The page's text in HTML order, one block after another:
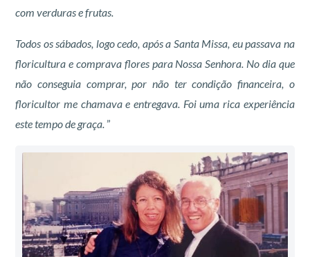
com verduras e frutas.
Todos os sábados, logo cedo, após a Santa Missa, eu passava na
floricultura e comprava flores para Nossa Senhora. No dia que
não conseguia comprar, por não ter condição financeira, o
floricultor me chamava e entregava. Foi uma rica experiência
este tempo de graça. ”